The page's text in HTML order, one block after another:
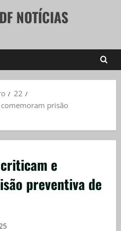
NOTÍCIAS
22
prisão
e
preventiva de